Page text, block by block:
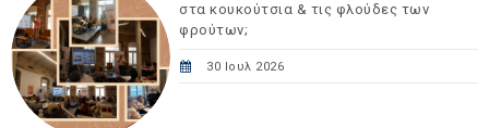
στα κουκούτσια & τις φλούδες των
φρούτων;
30 Ιουλ 2026